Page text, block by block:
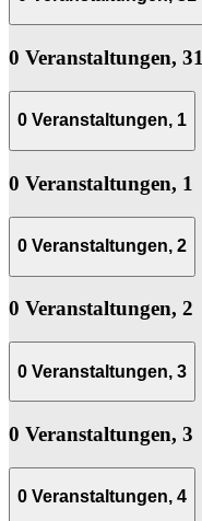
0 Veranstaltungen, 31
0 Veranstaltungen, 1
0 Veranstaltungen, 1
0 Veranstaltungen, 2
0 Veranstaltungen, 2
0 Veranstaltungen, 3
0 Veranstaltungen, 3
0 Veranstaltungen, 4